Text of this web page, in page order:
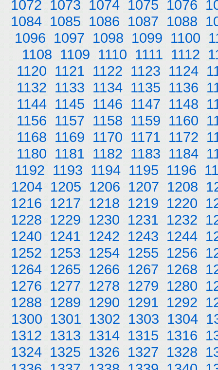
1072 1073 1074 1075 1076
1084 1085 1086 1087 1088
1096 1097 1098 1099 1100
1108 1109 1110 1111 1112
1120 1121 1122 1123 1124
1132 1133 1134 1135 1136
1144 1145 1146 1147 1148
1156 1157 1158 1159 1160
1168 1169 1170 1171 1172
1180 1181 1182 1183 1184
1192 1193 1194 1195 1196
1204 1205 1206 1207 1208
1216 1217 1218 1219 1220
1228 1229 1230 1231 1232
1240 1241 1242 1243 1244
1252 1253 1254 1255 1256
1264 1265 1266 1267 1268
1276 1277 1278 1279 1280
1288 1289 1290 1291 1292
1300 1301 1302 1303 1304
1312 1313 1314 1315 1316
1324 1325 1326 1327 1328